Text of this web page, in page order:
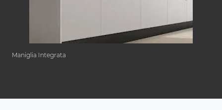
Maniglia Integrata